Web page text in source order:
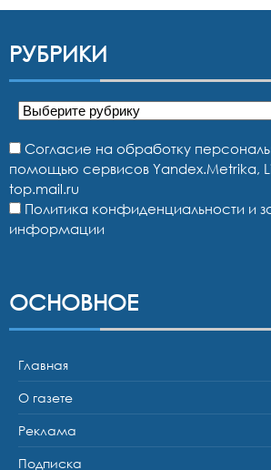
РУБРИКИ
Рубрики
Согласие на обработку
помощью сервисов Yandex.Metrika,
top.mail.ru
Политика конфиденциальности и
информации
ОСНОВНОЕ
Главная
О газете
Реклама
Подписка